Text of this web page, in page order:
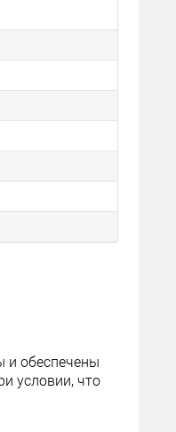
и обеспечены
условии, что